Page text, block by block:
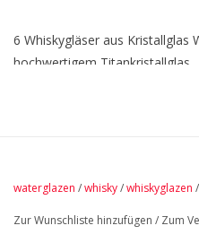
6 Whiskygläser aus Kristallglas
hochwertigem Titankristallglas.
waterglazen /whisky/whiskyglazen /
Zur Wunschliste hinzufügen / Zum